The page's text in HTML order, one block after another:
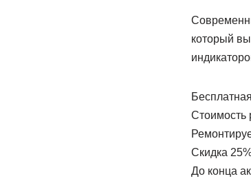
который
Стоимость
Скидка
До конца